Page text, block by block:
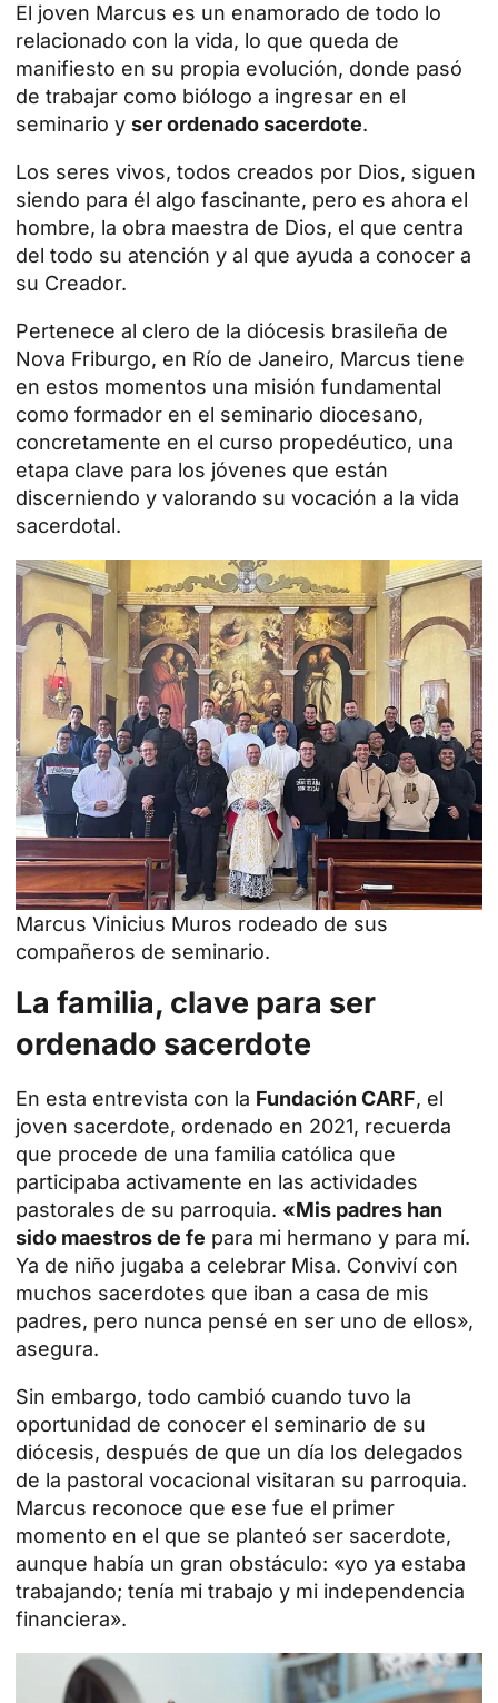
El joven Marcus es un enamorado de todo lo
relacionado con la vida, lo que queda de
manifiesto en su propia evolución, donde pasó
de trabajar como biólogo a ingresar en el
seminario y ser ordenado sacerdote.
Los seres vivos, todos creados por Dios, siguen
siendo para él algo fascinante, pero es ahora el
hombre, la obra maestra de Dios, el que centra
del todo su atención y al que ayuda a conocer a
su Creador.
Pertenece al clero de la diócesis brasileña de
Nova Friburgo, en Río de Janeiro, Marcus tiene
en estos momentos una misión fundamental
como formador en el seminario diocesano,
concretamente en el curso propedéutico, una
etapa clave para los jóvenes que están
discerniendo y valorando su vocación a la vida
sacerdotal.
Marcus Vinicius Muros rodeado de sus
compañeros de seminario.
La familia, clave para ser
ordenado sacerdote
En esta entrevista con la Fundación CARF, el
joven sacerdote, ordenado en 2021, recuerda
que procede de una familia católica que
participaba activamente en las actividades
pastorales de su parroquia. «Mis padres han
sido maestros de fe para mi hermano y para mí.
Ya de niño jugaba a celebrar Misa. Conviví con
muchos sacerdotes que iban a casa de mis
padres, pero nunca pensé en ser uno de ellos»,
asegura.
Sin embargo, todo cambió cuando tuvo la
oportunidad de conocer el seminario de su
diócesis, después de que un día los delegados
de la pastoral vocacional visitaran su parroquia.
Marcus reconoce que ese fue el primer
momento en el que se planteó ser sacerdote,
aunque había un gran obstáculo: «yo ya estaba
trabajando; tenía mi trabajo y mi independencia
financiera».